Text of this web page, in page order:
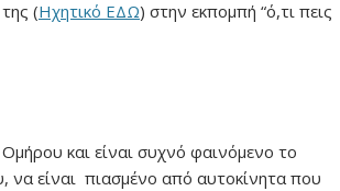
(Ηχητικό ΕΔΩ) στην εκπομπή “ό,τι πεις
και είναι συχνό φαινόμενο το
να είναι πιασμένο από αυτοκίνητα που